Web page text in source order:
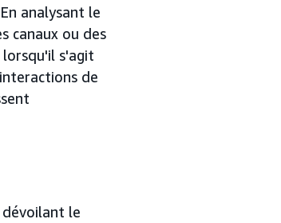
analysant le
canaux ou des
s'agit
de
dévoilant le